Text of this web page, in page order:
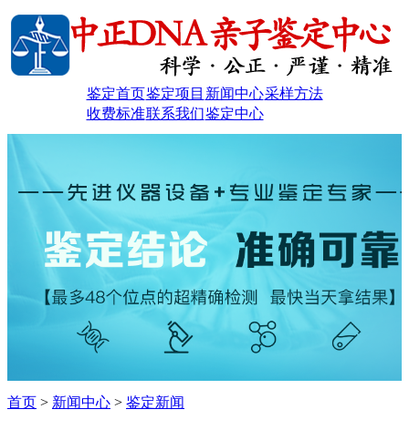
鉴定首页鉴定项目 新闻中心采样方法
收费标准联系我们鉴定中心
首页 > 新闻中心 > 鉴定新闻